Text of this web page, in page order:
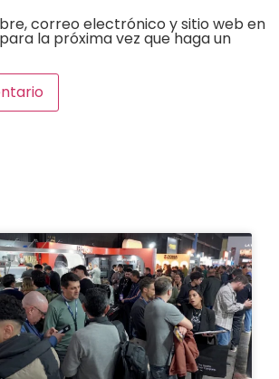
correo electrónico y sitio web en
la próxima vez que haga un